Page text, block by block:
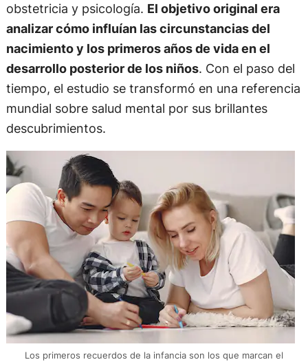
obstetricia y psicología. El objetivo original era
analizar cómo influían las circunstancias del
nacimiento y los primeros años de vida en el
desarrollo posterior de los niños. Con el paso del
tiempo, el estudio se transformó en una referencia
mundial sobre salud mental por sus brillantes
descubrimientos.
Los primeros recuerdos de la infancia son los que marcan el